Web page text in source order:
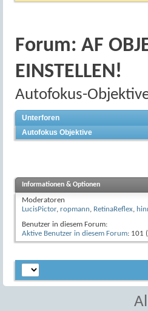
Forum: AF
EINSTELLEN!
Autofokus-Objektive
Unterforen
Autofokus Objektive
Informationen & Optionen
Moderatoren
LucisPictor, ropmann, RetinaReflex,
Benutzer in diesem Forum:
Aktive Benutzer in diesem Forum: 101